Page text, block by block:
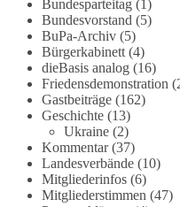
🟩🟩🟦🟦🟥🟥🟧🟧
Eine demokratische
unbequeme Fragen zu
Fragen offen zu stellen und
beantworten.
dieBasis fordert deshalb
unabhängige, vollständige
Aufarbeitung der Corona-
Bundesparteitag(1)
Bundesvorstand (5)
BuPa-Archiv(5)
Bürgerkabinett(4)
dieBasis analog(16)
Friedensdemonstration
Gastbeiträge(162)
Geschichte(13)
Ukraine(2)
Kommentar(37)
Landesverbände(10)
Mitgliederinfos(6)
Mitgliederstimmen (47)